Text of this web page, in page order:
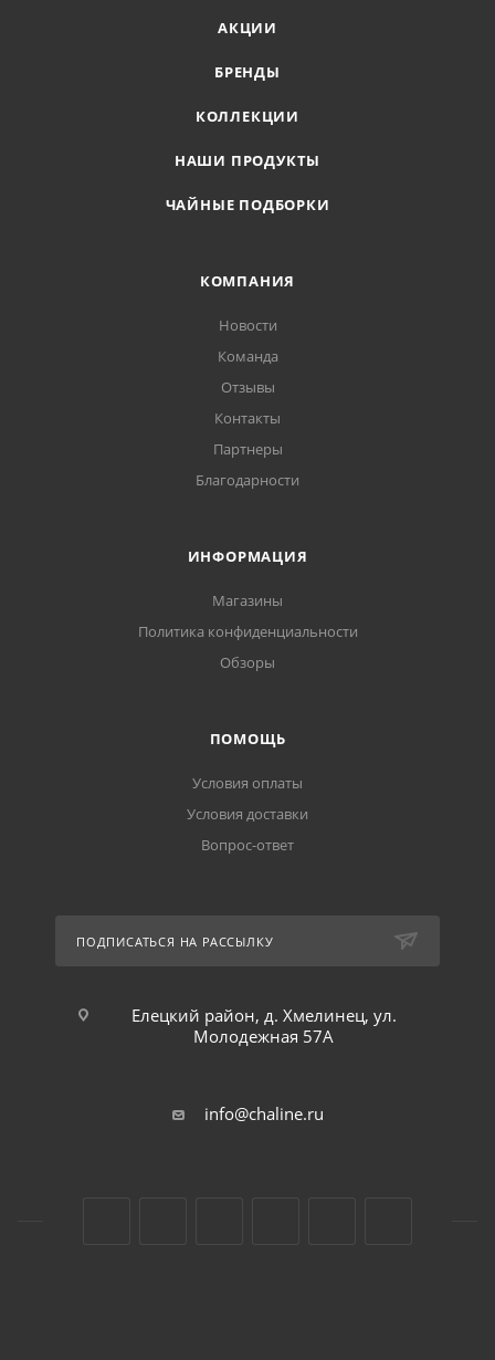
АКЦИИ
БРЕНДЫ
КОЛЛЕКЦИИ
НАШИ ПРОДУКТЫ
ЧАЙНЫЕ ПОДБОРКИ
КОМПАНИЯ
Новости
Команда
Отзывы
Контакты
Партнеры
Благодарности
ИНФОРМАЦИЯ
Магазины
Политика конфиденциальности
Обзоры
ПОМОЩЬ
Условия оплаты
Условия доставки
Вопрос-ответ
ПОДПИСАТЬСЯ НА РАССЫЛКУ
Елецкий район, д. Хмелинец, ул.
Молодежная 57А
info@chaline.ru